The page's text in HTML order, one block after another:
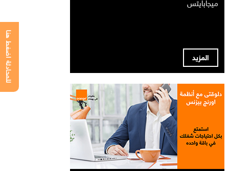
المزيد للمحادثة اضغط هنا